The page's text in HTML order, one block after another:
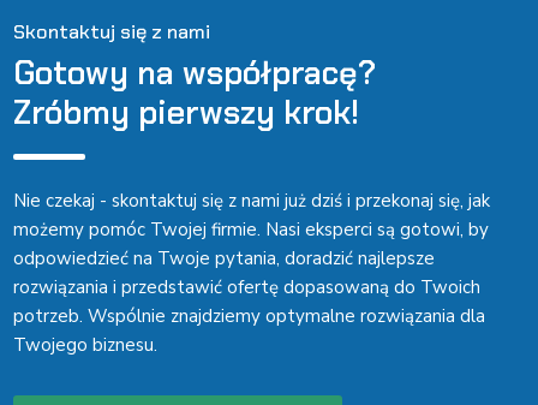
Skontaktuj się z nami
Gotowy na współpracę?
Zróbmy pierwszy krok!
Nie czekaj - skontaktuj się z nami już dziś i przekonaj się, jak
możemy pomóc Twojej firmie. Nasi eksperci są gotowi, by
odpowiedzieć na Twoje pytania, doradzić najlepsze
rozwiązania i przedstawić ofertę dopasowaną do Twoich
potrzeb. Wspólnie znajdziemy optymalne rozwiązania dla
Twojego biznesu.